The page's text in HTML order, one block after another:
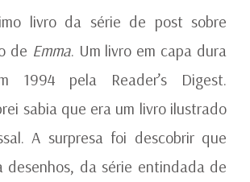
livro da série de post sobre
de Emma. Um livro em capa dura
1994 pela Reader’s Digest.
sabia que era um livro ilustrado
A surpresa foi descobrir que
desenhos, da série entindada de